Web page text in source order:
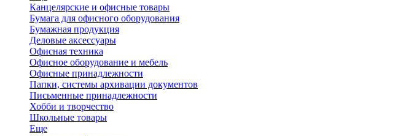
Канцелярские и офисные товары
Бумага для офисного оборудования
Бумажная продукция
Деловые аксессуары
Офисная техника
Офисное оборудование и мебель
Офисные принадлежности
Папки, системы архивации документов
Письменные принадлежности
Хобби и творчество
Школьные товары
Еще